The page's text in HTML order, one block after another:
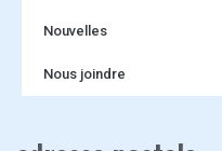
Nouvelles
Nous joindre